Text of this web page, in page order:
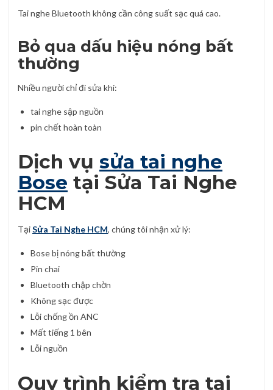
Tai nghe Bluetooth không cần công suất sạc quá cao.
Bỏ qua dấu hiệu nóng bất
thường
Nhiều người chỉ đi sửa khi:
tai nghe sập nguồn
pin chết hoàn toàn
Dịch vụ sửa tai nghe
Bose tại Sửa Tai Nghe
HCM
TạiSửa Tai Nghe HCM, chúng tôi nhận xử lý:
Bose bị nóng bất thường
Pin chai
Bluetooth chập chờn
Không sạc được
Lỗi chống ồn ANC
Mất tiếng 1 bên
Lỗi nguồn
Quy trình kiểm tra tai